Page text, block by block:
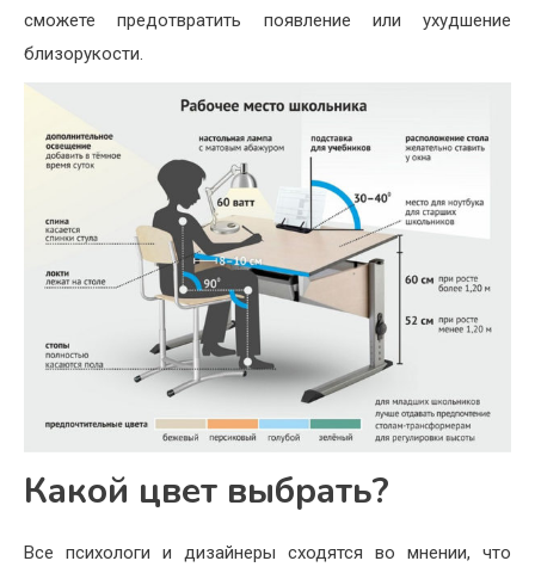
сможете предотвратить появление или ухудшение
близорукости.
Какой цвет выбрать?
Все психологи и дизайнеры сходятся во мнении, что